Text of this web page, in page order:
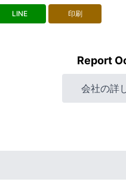
LINE 印刷
Report
会社の詳